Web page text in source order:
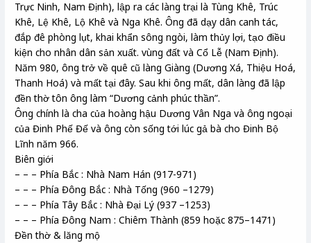
Trực Ninh, Nam Định), lập ra các làng trại là Tùng Khê, Trúc
Khê, Lệ Khê, Lộ Khê và Nga Khê. Ông đã dạy dân canh tác,
đắp đê phòng lụt, khai khẩn sông ngòi, làm thủy lợi, tạo điều
kiện cho nhân dân sản xuất. vùng đất và Cổ Lễ (Nam Định).
Năm 980, ông trở về quê cũ làng Giàng (Dương Xá, Thiệu Hoá,
Thanh Hoá) và mất tại đây. Sau khi ông mất, dân làng đã lập
đền thờ tôn ông làm “Dương cảnh phúc thần”.
Ông chính là cha của hoàng hậu Dương Vân Nga và ông ngoại
của Đinh Phế Đế và ông còn sống tới lúc gả bà cho Đinh Bộ
Lĩnh năm 966.
Biên giới
– – – Phía Bắc : Nhà Nam Hán (917-971)
– – – Phía Đông Bắc : Nhà Tống (960 –1279)
– – – Phía Tây Bắc : Nhà Đại Lý (937 –1253)
– – – Phía Đông Nam : Chiêm Thành (859 hoặc 875–1471)
Đền thờ & lăng mộ